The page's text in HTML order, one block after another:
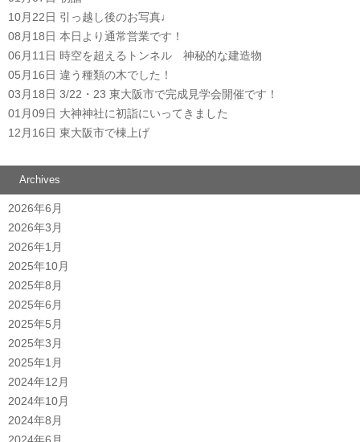
10月22日 引っ越し後のお写真♩
08月18日 本日より通常営業です！
06月11日 時空を超えるトンネル 神秘的な建造物
05月16日 違う種類の木でした！
03月18日 3/22・23 東大阪市で完成見学会開催です！
01月09日 大神神社に初詣にいってきました
12月16日 東大阪市で棟上げ
Archives
2026年6月
2026年3月
2026年1月
2025年10月
2025年8月
2025年6月
2025年5月
2025年3月
2025年1月
2024年12月
2024年10月
2024年8月